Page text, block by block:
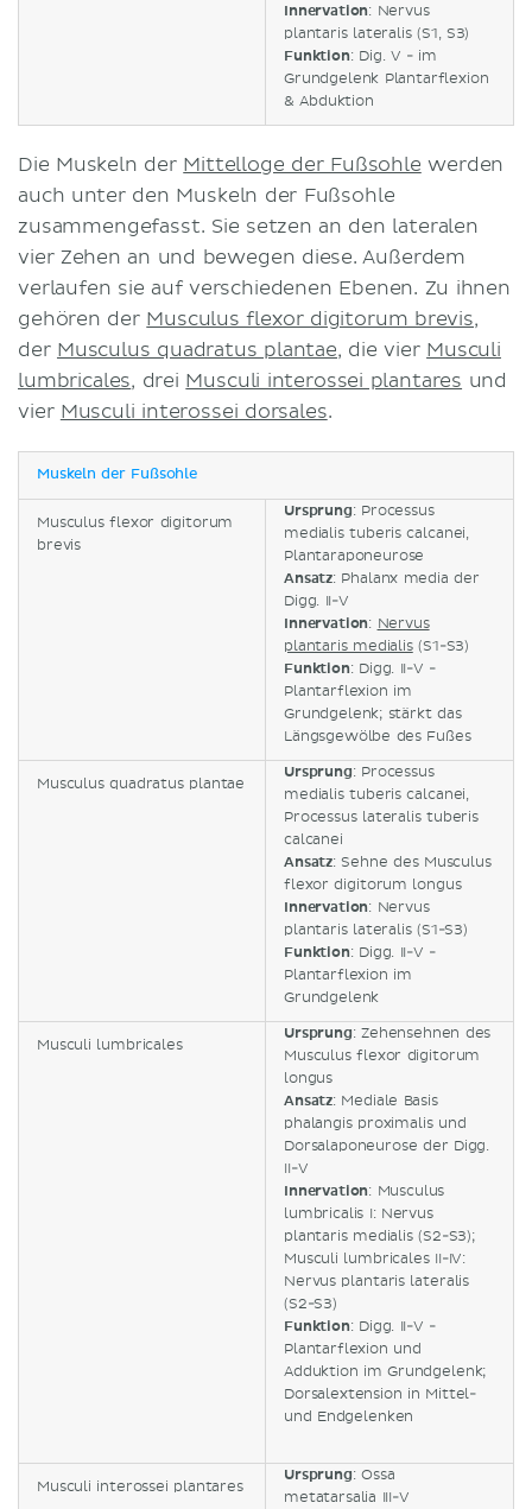
Innervation: Nervus
plantaris lateralis (S1, S3)
Funktion: Dig. V - im
Grundgelenk Plantarflexion
& Abduktion
Die Muskeln der Mittelloge der Fußsohle werden
auch unter den Muskeln der Fußsohle
zusammengefasst. Sie setzen an den lateralen
vier Zehen an und bewegen diese. Außerdem
verlaufen sie auf verschiedenen Ebenen. Zu ihnen
gehören der Musculus flexor digitorum brevis,
der Musculus quadratus plantae, die vier Musculi
lumbricales, drei Musculi interossei plantares und
vier Musculi interossei dorsales.
Muskeln der Fußsohle
Musculus flexor digitorum
brevis
Ursprung: Processus
medialis tuberis calcanei,
Plantaraponeurose
Ansatz: Phalanx media der
Digg. II-V
Innervation: Nervus
plantaris medialis(S1-S3)
Funktion: Digg. II-V -
Plantarflexion im
Grundgelenk; stärkt das
Längsgewölbe des Fußes
Musculus quadratus plantae
Ursprung: Processus
medialis tuberis calcanei,
Processus lateralis tuberis
calcanei
Ansatz: Sehne des Musculus
flexor digitorum longus
Innervation: Nervus
plantaris lateralis (S1-S3)
Funktion: Digg. II-V -
Plantarflexion im
Grundgelenk
Musculi lumbricales
Ursprung: Zehensehnen des
Musculus flexor digitorum
longus
Ansatz: Mediale Basis
phalangis proximalis und
Dorsalaponeurose der Digg.
II-V
Innervation: Musculus
lumbricalis I: Nervus
plantaris medialis (S2-S3);
Musculi lumbricales II-IV:
Nervus plantaris lateralis
(S2-S3)
Funktion: Digg. II-V -
Plantarflexion und
Adduktion im Grundgelenk;
Dorsalextension in Mittel-
und Endgelenken
Musculi interossei plantares
Ursprung: Ossa
metatarsalia III-V